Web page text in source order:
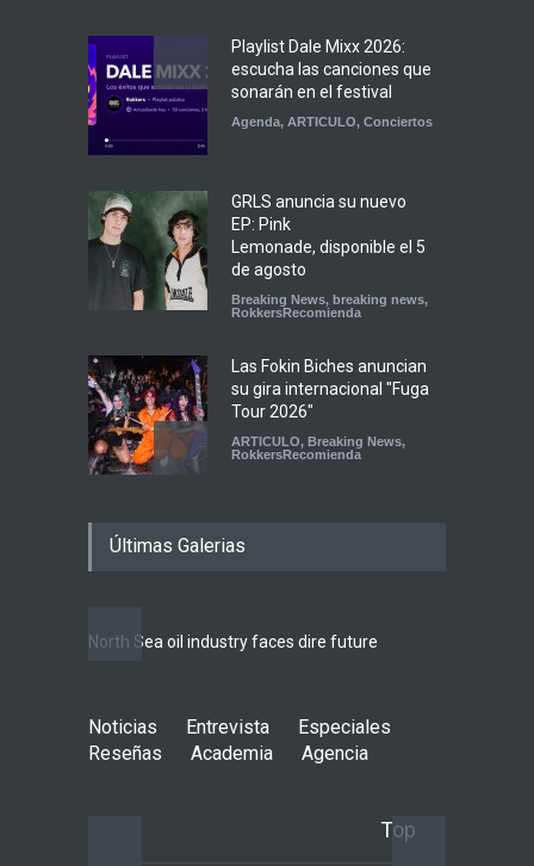
Playlist Dale Mixx 2026:
escucha las canciones que
sonarán en el festival
Agenda, ARTICULO, Conciertos
GRLS anuncia su nuevo
EP: Pink
Lemonade, disponible el 5
de agosto
Breaking News, breaking news,
RokkersRecomienda
Las Fokin Biches anuncian
su gira internacional "Fuga
Tour 2026"
ARTICULO, Breaking News,
RokkersRecomienda
nuevo de Psychedelic Porn
RokkersRecomienda,Sin
categoría
en el Auditorio BB de la
Ciudad de México
Últimas Galerias
North Sea oil industry faces dire future
Noticias Entrevista
Especiales
Reseñas
Academia Agencia
Top